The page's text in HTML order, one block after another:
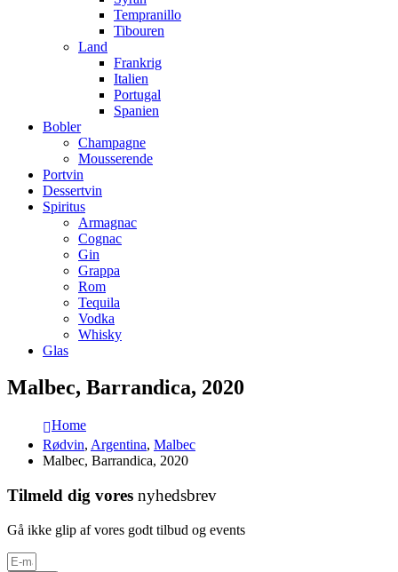
Tempranillo
Tibouren
Land
Frankrig
Italien
Portugal
Spanien
Bobler
Champagne
Mousserende
Portvin
Dessertvin
Spiritus
Armagnac
Cognac
Gin
Grappa
Rom
Tequila
Vodka
Whisky
Glas
Malbec, Barrandica, 2020
Home
Rødvin, Argentina, Malbec
Malbec, Barrandica, 2020
Tilmeld dig vores nyhedsbrev
Gå ikke glip af vores godt tilbud og events